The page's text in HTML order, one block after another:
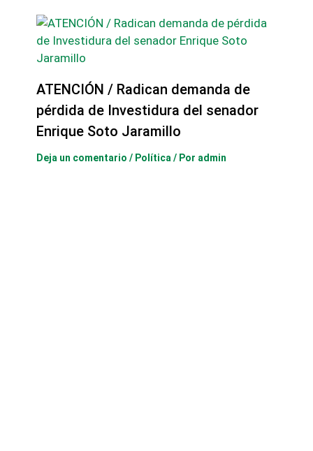
ATENCIÓN / Radican demanda de
pérdida de Investidura del senador
Enrique Soto Jaramillo
Deja un comentario / Política/ Por admin